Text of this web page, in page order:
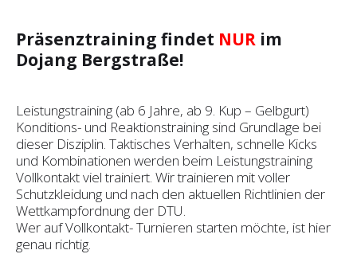
Präsenztraining findet NUR im
Dojang Bergstraße!
Leistungstraining (ab 6 Jahre, ab 9. Kup – Gelbgurt)
Konditions- und Reaktionstraining sind Grundlage bei
dieser Disziplin. Taktisches Verhalten, schnelle Kicks
und Kombinationen werden beim Leistungstraining
Vollkontakt viel trainiert. Wir trainieren mit voller
Schutzkleidung und nach den aktuellen Richtlinien der
Wettkampfordnung der DTU.
Wer auf Vollkontakt- Turnieren starten möchte, ist hier
genau richtig.